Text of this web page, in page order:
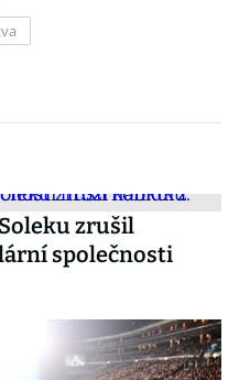
zrušil
společnosti